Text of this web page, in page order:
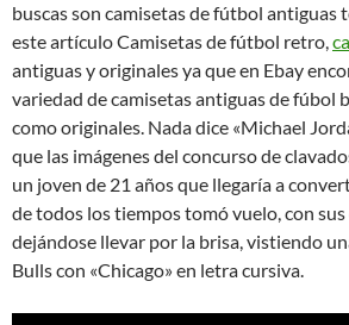
buscas son camisetas de fútbol antiguas
este artículo Camisetas de fútbol retro,
antiguas y originales ya que en Ebay
variedad de camisetas antiguas de fúbol
como originales. Nada dice «Michael
que las imágenes del concurso de
un joven de 21 años que llegaría a
de todos los tiempos tomó vuelo, con
dejándose llevar por la brisa, vistiendo
Bulls con «Chicago» en letra cursiva.